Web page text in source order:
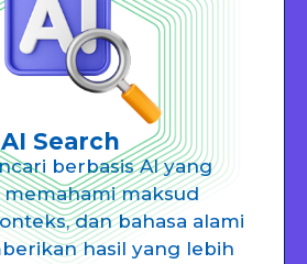
AI Search
berbasis AI yang
maksud
dan bahasa alami
hasil yang lebih